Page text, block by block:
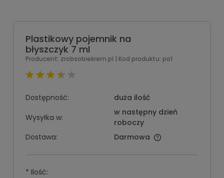
Plastikowy pojemnik na
błyszczyk 7 ml
Producent: zrobsobiekrem.pl | Kod produktu: po1
Dostępność:
duża ilość
Wysyłka w:
w następny dzień
roboczy
Dostawa:
Darmowa
* Ilość: